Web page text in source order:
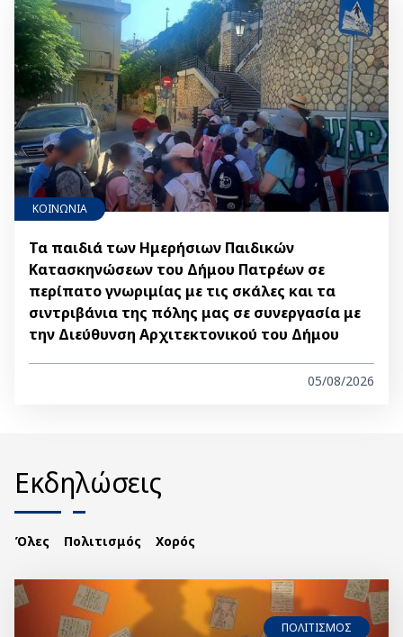
ΚΟΙΝΩΝΙΑ
Τα παιδιά των Ημερήσιων Παιδικών
Κατασκηνώσεων του Δήμου Πατρέων σε
περίπατο γνωριμίας με τις σκάλες και τα
σιντριβάνια της πόλης μας σε συνεργασία με
την Διεύθυνση Αρχιτεκτονικού του Δήμου
05/08/2026
Εκδηλώσεις
Όλες Πολιτισμός Χορός
ΠΟΛΙΤΙΣΜΟΣ